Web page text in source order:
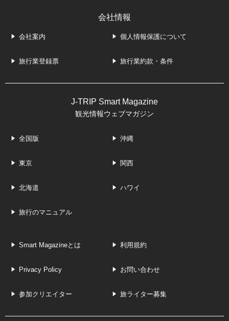
会社情報
会社案内 個人情報保護について
旅行業登録票 旅行業約款・条件
J-TRIP Smart Magazine
観光情報ウェブマガジン
全国版 沖縄
東京 関西
北海道 ハワイ
旅行のマニュアル
Smart Magazineとは 利用規約
Privacy Policy お問い合わせ
参加クリエイター 旅ライター募集